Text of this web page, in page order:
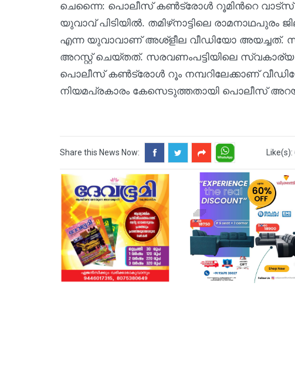
ചെന്നൈ: പൊലീസ്‌ കണ്‍ട്രോള്‍ റൂമിന്‍റെ വാട്‌സ്‌
യുവാവ് പിടിയില്‍. തമിഴ്‌നാട്ടിലെ രാമനാഥപുരം
എന്ന യുവാവാണ് അശ്ളീല വീഡിയോ അയച്ചത്.
അറസ്റ്റ് ചെയ്‌തത്. സരവണംപട്ടിയിലെ സ്വകാര്യ
പൊലീസ് കണ്‍ട്രോള്‍ റൂം നമ്പറിലേക്കാണ്
നിയമപ്രകാരം കേസെടുത്തതായി പൊലീസ്
Share this News Now: